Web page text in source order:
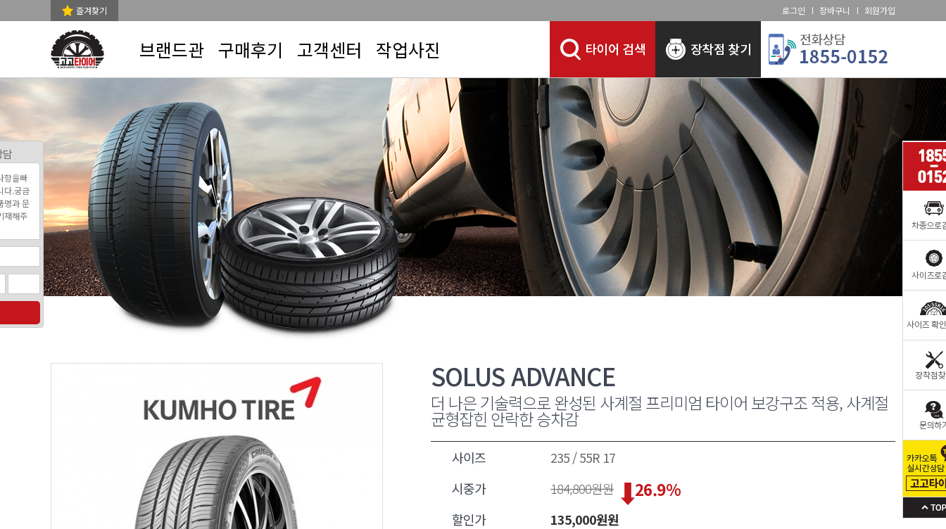
즐겨찾기 로그인 장바구니 회원가입
브랜드관 구매후기 고객센터 작업사진
SOLUS ADVANCE
더 나은 기술력으로 완성된 사계절 프리미엄 타이어 보강구조 적용, 사계절
균형잡힌 안락한 승차감
사이즈
235 / 55R 17
시중가
184,800원원
할인가
135,000원원
26.9%